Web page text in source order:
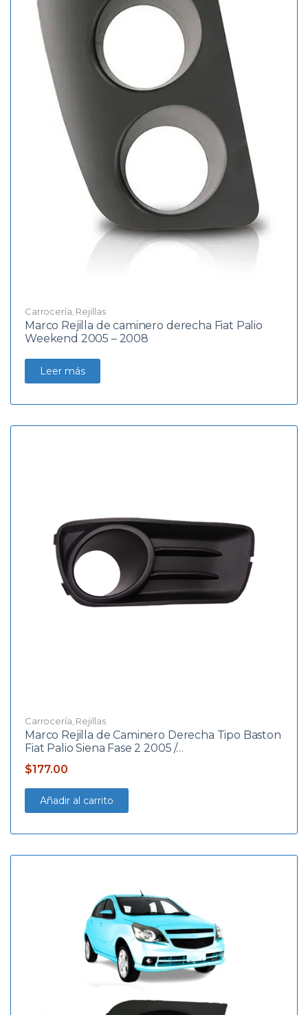
Carrocería Rejillas
Marco Rejilla de caminero derecha Fiat Palio
Weekend 2005 – 2008
Leer más
Carrocería Rejillas
Marco Rejilla de Caminero Derecha Tipo Baston
Fiat Palio Siena Fase 2 2005 /…
$177.00
Añadir al carrito